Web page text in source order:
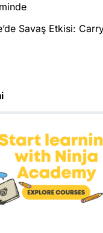
Savaş Etkisi: